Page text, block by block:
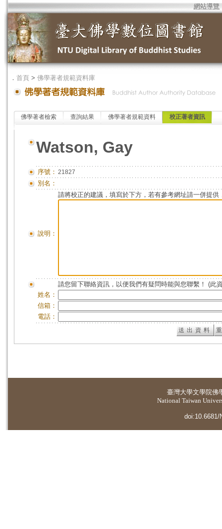
網站導覽
． 首頁 > 佛學著者規範資料庫
佛學著者檢索 查詢結果 佛學著者規範資料 校正著者資訊
Watson, Gay
序號： 21827
別名：
說明：
請將校正的建議，填寫於下方，若有參考網址請一併提供
請您留下聯絡資訊，以便我們有疑問時能與您聯繫！ (此
姓名：
信箱：
電話：
臺灣大學文學院佛
National Taiwan
doi:10.6681/